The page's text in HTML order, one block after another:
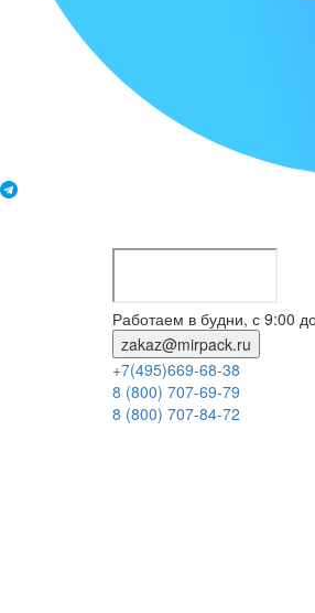
Работаем в будни, с 9:00
zakaz@mirpack.ru
+7(495)669-68-38
8 (800) 707-69-79
8 (800) 707-84-72